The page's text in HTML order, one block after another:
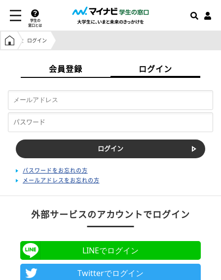
学生の
窓口とは
学生の窓口トップ
ログイン
会員登録 ログイン
パスワードをお忘れの方
メールアドレスをお忘れの方
外部サービスのアカウントでログイン
LINEでログイン
Twitterでログイン